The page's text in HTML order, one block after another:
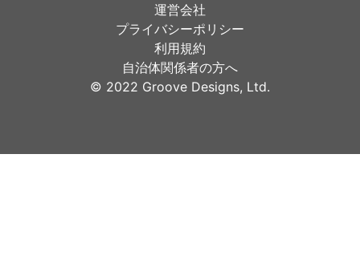
運営会社
プライバシーポリシー
利用規約
自治体関係者の方へ
©︎ 2022 Groove Designs, Ltd.